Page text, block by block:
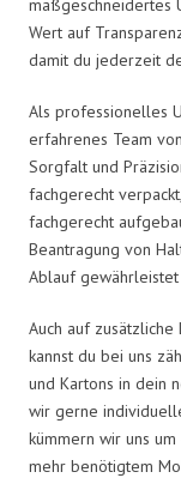
maßgeschneidertes
Wert auf
damit du jederzeit
Als professionelles
erfahrenes Team
Sorgfalt und
fachgerecht
fachgerecht
Beantragung von
Ablauf gewährleistet
Auch auf
kannst du bei uns
und Kartons in dein
wir gerne
kümmern wir uns
mehr benötigtem